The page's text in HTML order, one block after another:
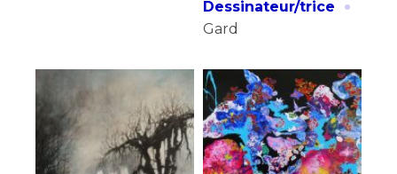
Dessinateur/trice
Gard